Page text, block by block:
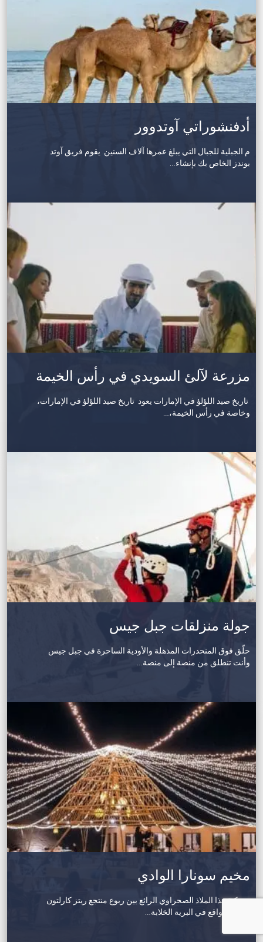
أدفنشوراتي آوتدوور
م الجبلية للجبال التي يبلغ عمرها آلاف السنين. يقوم فريق آوتد
بوندز الخاص بك بإنشاء…
مزرعة لآلئ السويدي في رأس الخيمة
تاريخ صيد اللؤلؤ في الإمارات يعود تاريخ صيد اللؤلؤ في الإمارات،
وخاصة في رأس الخيمة،…
جولة منزلقات جبل جيس
حلّق فوق المنحدرات المذهلة والأودية الساحرة في جبل جيس
وأنت تنطلق من منصة إلى منصة…
مخيم سونارا الوادي
يستكنّ هذا الملاذ الصحراوي الرائع بين ربوع منتجع ريتز كارلتون
الوادي الواقع في البرية الخلابة…